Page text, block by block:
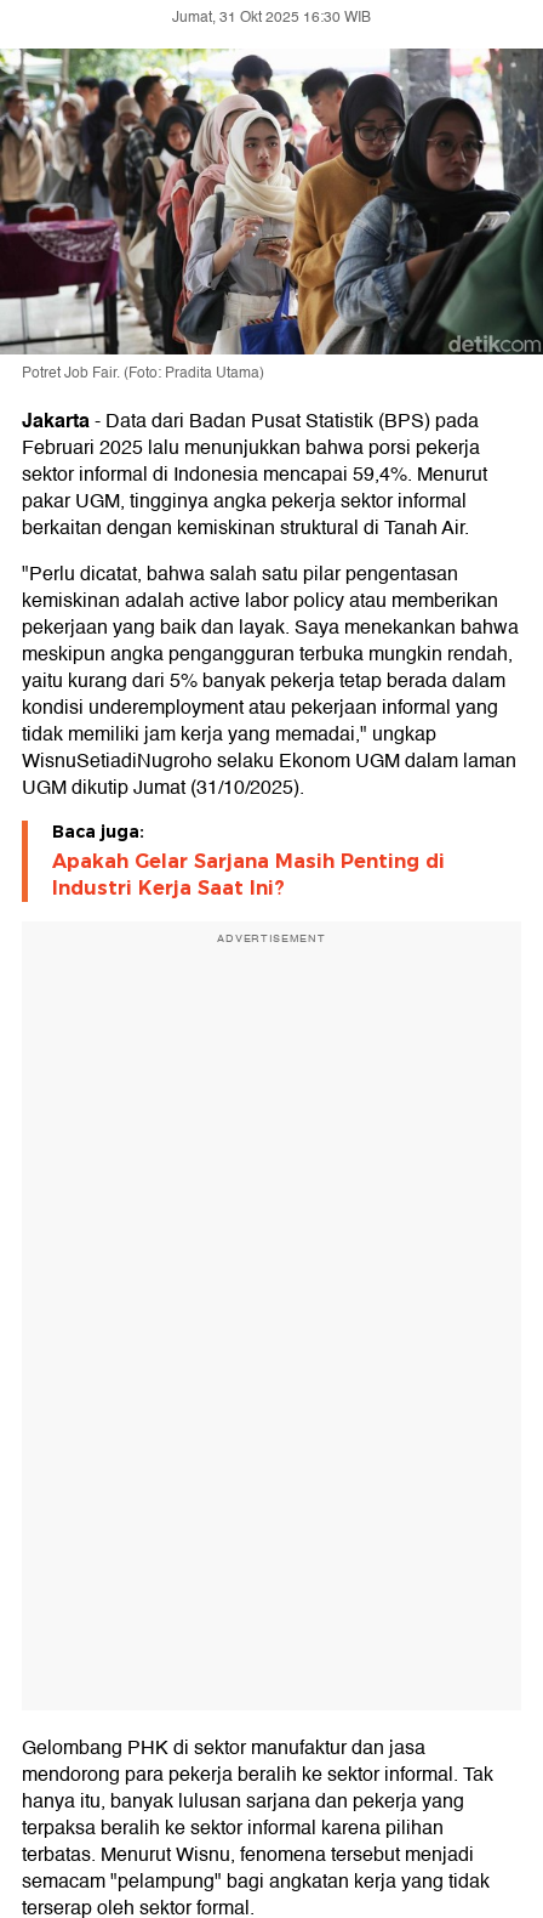
Jumat, 31 Okt 2025 16:30 WIB
Potret Job Fair. (Foto: Pradita Utama)
Jakarta-Data dari Badan Pusat Statistik (BPS) pada
Februari 2025 lalu menunjukkan bahwa porsi pekerja
sektor informal di Indonesia mencapai 59,4%. Menurut
pakar UGM, tingginya angka pekerja sektor informal
berkaitan dengan kemiskinan struktural di Tanah Air.
"Perlu dicatat, bahwa salah satu pilar pengentasan
kemiskinan adalah active labor policy atau memberikan
pekerjaan yang baik dan layak. Saya menekankan bahwa
meskipun angka pengangguran terbuka mungkin rendah,
yaitu kurang dari 5% banyak pekerja tetap berada dalam
kondisi underemployment atau pekerjaan informal yang
tidak memiliki jam kerja yang memadai," ungkap
WisnuSetiadiNugroho selaku Ekonom UGM dalam laman
UGM dikutip Jumat (31/10/2025).
Baca juga:
Apakah Gelar Sarjana Masih Penting di
Industri Kerja Saat Ini?
ADVERTISEMENT
Gelombang PHK di sektor manufaktur dan jasa
mendorong para pekerja beralih ke sektor informal. Tak
hanya itu, banyak lulusan sarjana dan pekerja yang
terpaksa beralih ke sektor informal karena pilihan
terbatas. Menurut Wisnu, fenomena tersebut menjadi
semacam "pelampung" bagi angkatan kerja yang tidak
terserap oleh sektor formal.